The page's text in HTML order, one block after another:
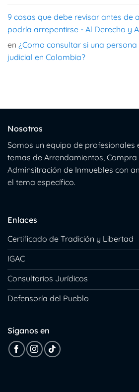
9 cosas que debe revisar antes de
podría arrepentirse - Al Derecho y
en ¿Como consultar si una
judicial en Colombia?
Nosotros
Somos un equipo de profesionales
temas de Arrendamientos, Compra
Adminsitración de Inmuebles con
el tema específico.
Enlaces
Certificado de Tradición y Libertad
IGAC
Consultorios Jurídicos
Defensoría del Pueblo
Síganos en